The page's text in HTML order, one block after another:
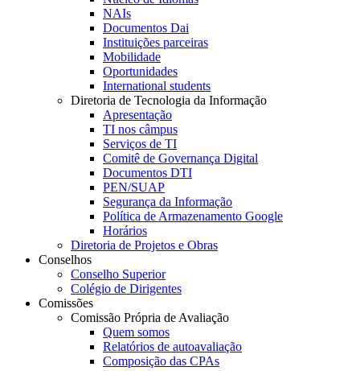
NAIs
Documentos Dai
Instituições parceiras
Mobilidade
Oportunidades
International students
Diretoria de Tecnologia da Informação
Apresentação
TI nos câmpus
Serviços de TI
Comitê de Governança Digital
Documentos DTI
PEN/SUAP
Segurança da Informação
Política de Armazenamento Google
Horários
Diretoria de Projetos e Obras
Conselhos
Conselho Superior
Colégio de Dirigentes
Comissões
Comissão Própria de Avaliação
Quem somos
Relatórios de autoavaliação
Composição das CPAs